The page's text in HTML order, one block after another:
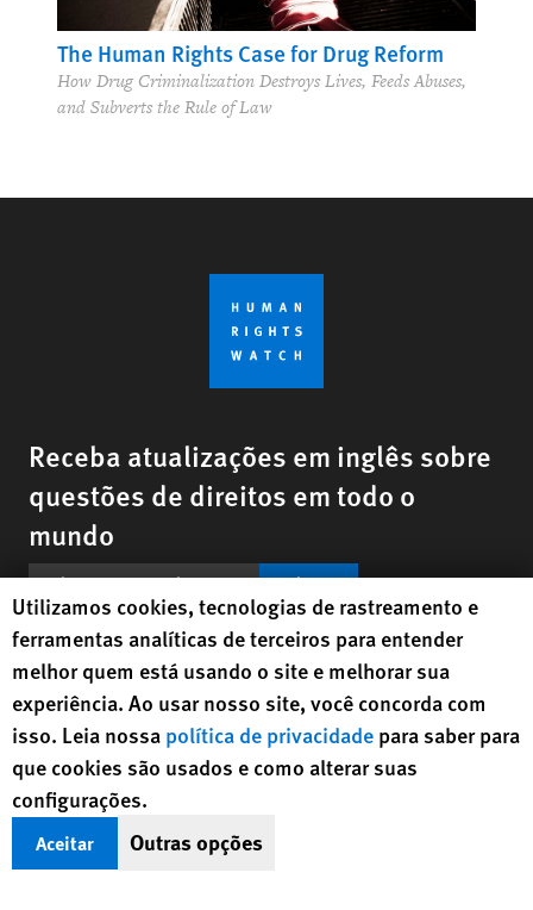
The Human Rights Case for Drug Reform
How Drug Criminalization Destroys Lives, Feeds Abuses,
and Subverts the Rule of Law
Receba atualizações em inglês sobre
questões de direitos em todo o
mundo
Cadastrar
Nossos contatos BlueSky
X
Footer
menu
Contato Política de Privacidade
Mapa do site
Text Version
© 2026 Human Rights Watch
Human Rights Watch cookie preferences
Utilizamos cookies, tecnologias de rastreamento e
ferramentas analíticas de terceiros para entender
melhor quem está usando o site e melhorar sua
experiência. Ao usar nosso site, você concorda com
isso. Leia nossa política de privacidade para saber para
que cookies são usados e como alterar suas
configurações.
Aceitar Outras opções